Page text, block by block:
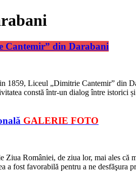
Cantemir” din Darabani
1859, Liceul „Dimitrie Cantemir” din
constă într-un dialog între istorici
GALERIE FOTO
Ziua României, de ziua lor, mai ales
fost favorabilă pentru a ne desfăşura